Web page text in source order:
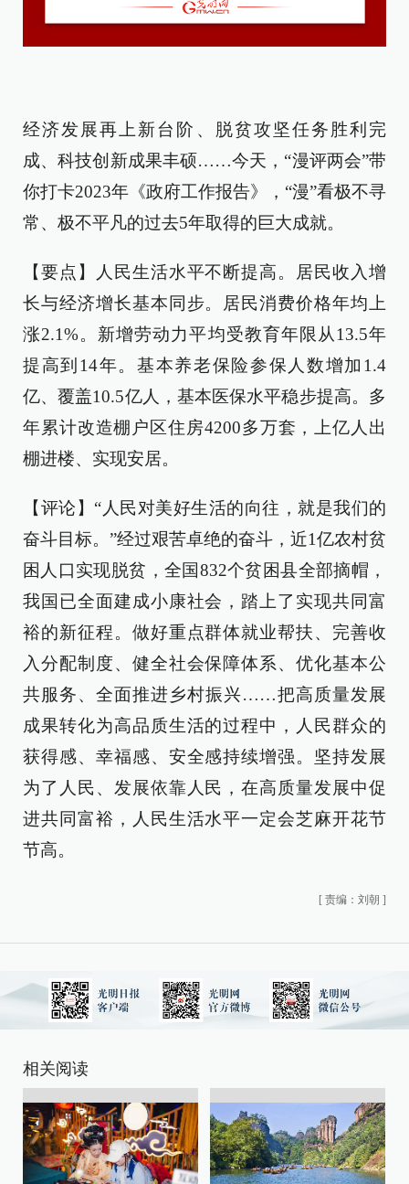
经济发展再上新台阶、脱贫攻坚任务胜利完
成、科技创新成果丰硕……今天，“漫评两会”带
你打卡2023年《政府工作报告》，“漫”看极不寻
常、极不平凡的过去5年取得的巨大成就。
【要点】人民生活水平不断提高。居民收入增
长与经济增长基本同步。居民消费价格年均上
涨2.1%。新增劳动力平均受教育年限从13.5年
提高到14年。基本养老保险参保人数增加1.4
亿、覆盖10.5亿人，基本医保水平稳步提高。多
年累计改造棚户区住房4200多万套，上亿人出
棚进楼、实现安居。
【评论】“人民对美好生活的向往，就是我们的
奋斗目标。”经过艰苦卓绝的奋斗，近1亿农村贫
困人口实现脱贫，全国832个贫困县全部摘帽，
我国已全面建成小康社会，踏上了实现共同富
裕的新征程。做好重点群体就业帮扶、完善收
入分配制度、健全社会保障体系、优化基本公
共服务、全面推进乡村振兴……把高质量发展
成果转化为高品质生活的过程中，人民群众的
获得感、幸福感、安全感持续增强。坚持发展
为了人民、发展依靠人民，在高质量发展中促
进共同富裕，人民生活水平一定会芝麻开花节
节高。
[ 责编：刘朝 ]
相关阅读